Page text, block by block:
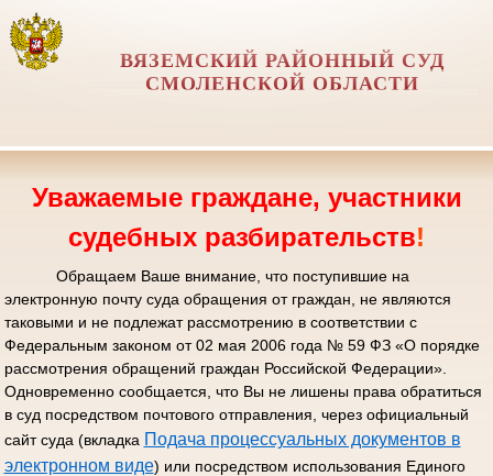
ВЯЗЕМСКИЙ РАЙОННЫЙ СУД
СМОЛЕНСКОЙ ОБЛАСТИ
Уважаемые граждане, участники
судебных разбирательств!
Обращаем Ваше внимание, что поступившие на
электронную почту суда обращения от граждан, не являются
таковыми и не подлежат рассмотрению в соответствии с
Федеральным законом от 02 мая 2006 года № 59 ФЗ «О порядке
рассмотрения обращений граждан Российской Федерации».
Одновременно сообщается, что Вы не лишены права обратиться
в суд посредством почтового отправления, через официальный
сайт суда (вкладка Подача процессуальных документов в
электронном виде) или посредством использования Единого